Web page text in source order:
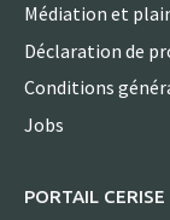
Médiation et
Déclaration de
Conditions
Jobs
PORTAIL CERISE